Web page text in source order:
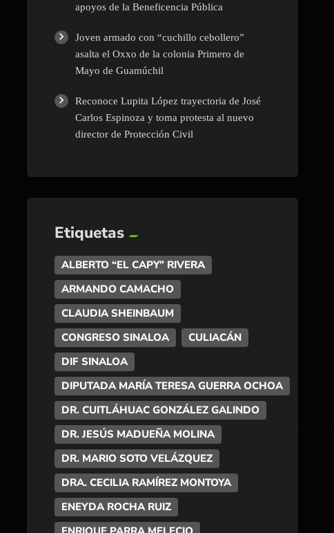
apoyos de la Beneficencia Pública
Joven armado con “cuchillo cebollero”
asalta el Oxxo de la colonia Primero de
Mayo de Guamúchil
Reconoce Lupita López trayectoria de José
Carlos Espinoza y toma protesta al nuevo
director de Protección Civil
Etiquetas
ALBERTO “EL CAPY” RIVERA
ARMANDO CAMACHO
CLAUDIA SHEINBAUM
CONGRESO SINALOA
CULIACÁN
DIF SINALOA
DIPUTADA MARÍA TERESA GUERRA OCHOA
DR. CUITLÁHUAC GONZÁLEZ GALINDO
DR. JESÚS MADUEÑA MOLINA
DR. MARIO SOTO VELÁZQUEZ
DRA. CECILIA RAMÍREZ MONTOYA
ENEYDA ROCHA RUIZ